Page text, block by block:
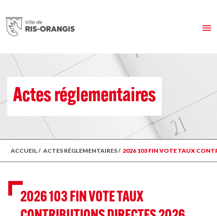
Actes réglementaires
ACCUEIL/ ACTES RÉGLEMENTAIRES/ 2026 103 FIN VOTE TAUX
2026 103 FIN VOTE TAUX